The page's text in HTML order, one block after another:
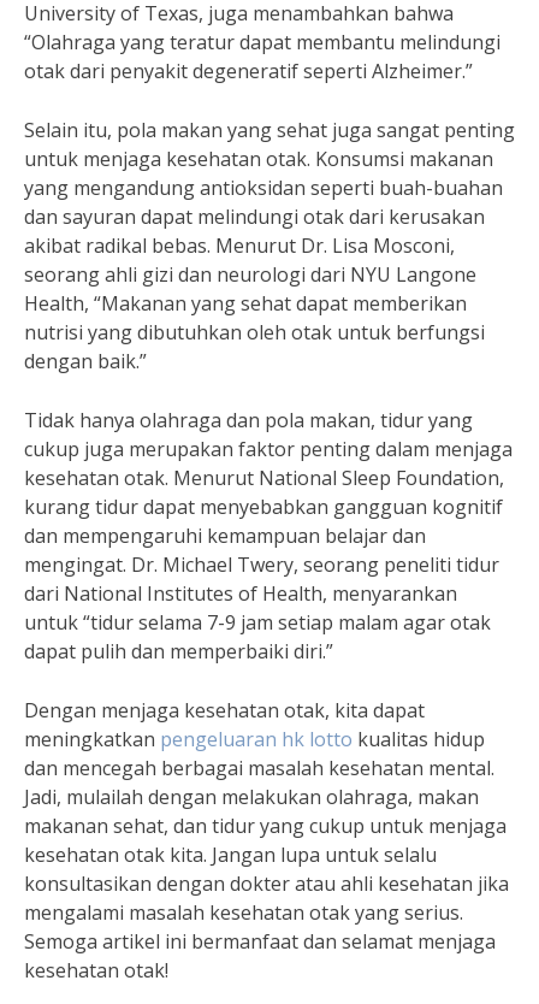
University of Texas, juga menambahkan bahwa
“Olahraga yang teratur dapat membantu melindungi
otak dari penyakit degeneratif seperti Alzheimer.”
Selain itu, pola makan yang sehat juga sangat penting
untuk menjaga kesehatan otak. Konsumsi makanan
yang mengandung antioksidan seperti buah-buahan
dan sayuran dapat melindungi otak dari kerusakan
akibat radikal bebas. Menurut Dr. Lisa Mosconi,
seorang ahli gizi dan neurologi dari NYU Langone
Health, “Makanan yang sehat dapat memberikan
nutrisi yang dibutuhkan oleh otak untuk berfungsi
dengan baik.”
Tidak hanya olahraga dan pola makan, tidur yang
cukup juga merupakan faktor penting dalam menjaga
kesehatan otak. Menurut National Sleep Foundation,
kurang tidur dapat menyebabkan gangguan kognitif
dan mempengaruhi kemampuan belajar dan
mengingat. Dr. Michael Twery, seorang peneliti tidur
dari National Institutes of Health, menyarankan
untuk “tidur selama 7-9 jam setiap malam agar otak
dapat pulih dan memperbaiki diri.”
Dengan menjaga kesehatan otak, kita dapat
meningkatkan pengeluaran hk lotto kualitas hidup
dan mencegah berbagai masalah kesehatan mental.
Jadi, mulailah dengan melakukan olahraga, makan
makanan sehat, dan tidur yang cukup untuk menjaga
kesehatan otak kita. Jangan lupa untuk selalu
konsultasikan dengan dokter atau ahli kesehatan jika
mengalami masalah kesehatan otak yang serius.
Semoga artikel ini bermanfaat dan selamat menjaga
kesehatan otak!